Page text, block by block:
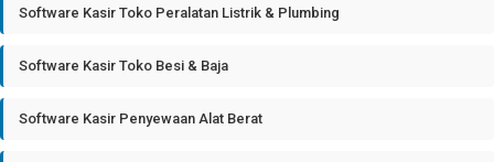
Software Kasir Toko Peralatan Listrik & Plumbing
Software Kasir Toko Besi & Baja
Software Kasir Penyewaan Alat Berat